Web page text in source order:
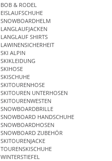
BOB & RODEL
EISLAUFSCHUHE
SNOWBOARDHELM
LANGLAUFJACKEN
LANGLAUF SHIRTS
LAWINENSICHERHEIT
SKI ALPIN
SKIKLEIDUNG
SKIHOSE
SKISCHUHE
SKITOURENHOSE
SKITOUREN UNTERHOSEN
SKITOURENWESTEN
SNOWBOARDBRILLE
SNOWBOARD HANDSCHUHE
SNOWBOARDHOSEN
SNOWBOARD ZUBEHÖR
SKITOURENJACKE
TOURENSKISCHUHE
WINTERSTIEFEL